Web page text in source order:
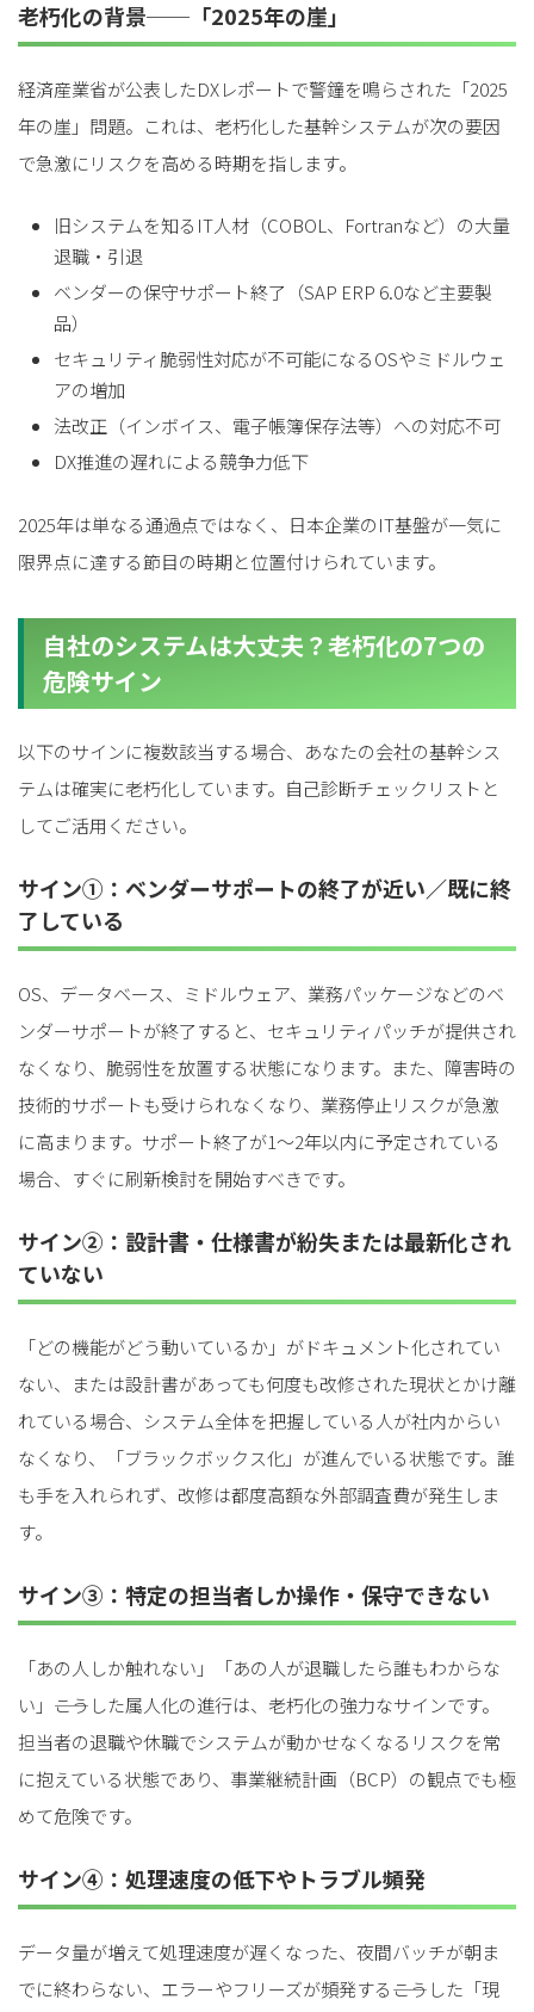
老朽化の背景──「2025年の崖」
経済産業省が公表したDXレポートで警鐘を鳴らされた「2025
年の崖」問題。これは、老朽化した基幹システムが次の要因
で急激にリスクを高める時期を指します。
旧システムを知るIT人材（COBOL、Fortranなど）の大量
退職・引退
ベンダーの保守サポート終了（SAP ERP 6.0など主要製
品）
セキュリティ脆弱性対応が不可能になるOSやミドルウェ
アの増加
法改正（インボイス、電子帳簿保存法等）への対応不可
DX推進の遅れによる競争力低下
2025年は単なる通過点ではなく、日本企業のIT基盤が一気に
限界点に達する節目の時期と位置付けられています。
自社のシステムは大丈夫？老朽化の7つの
危険サイン
以下のサインに複数該当する場合、あなたの会社の基幹シス
テムは確実に老朽化しています。自己診断チェックリストと
してご活用ください。
サイン①：ベンダーサポートの終了が近い／既に終
了している
OS、データベース、ミドルウェア、業務パッケージなどのベ
ンダーサポートが終了すると、セキュリティパッチが提供され
なくなり、脆弱性を放置する状態になります。また、障害時の
技術的サポートも受けられなくなり、業務停止リスクが急激
に高まります。サポート終了が1～2年以内に予定されている
場合、すぐに刷新検討を開始すべきです。
サイン②：設計書・仕様書が紛失または最新化され
ていない
「どの機能がどう動いているか」がドキュメント化されてい
ない、または設計書があっても何度も改修された現状とかけ離
れている場合、システム全体を把握している人が社内からい
なくなり、「ブラックボックス化」が進んでいる状態です。誰
も手を入れられず、改修は都度高額な外部調査費が発生しま
す。
サイン③：特定の担当者しか操作・保守できない
「あの人しか触れない」「あの人が退職したら誰もわからな
い」――こうした属人化の進行は、老朽化の強力なサインです。
担当者の退職や休職でシステムが動かせなくなるリスクを常
に抱えている状態であり、事業継続計画（BCP）の観点でも極
めて危険です。
サイン④：処理速度の低下やトラブル頻発
データ量が増えて処理速度が遅くなった、夜間バッチが朝ま
でに終わらない、エラーやフリーズが頻発する――こうした「現